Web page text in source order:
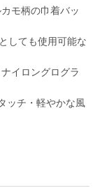
モ柄の巾着バッ
しても使用可能な
イロングログラ
ッチ・軽やかな風